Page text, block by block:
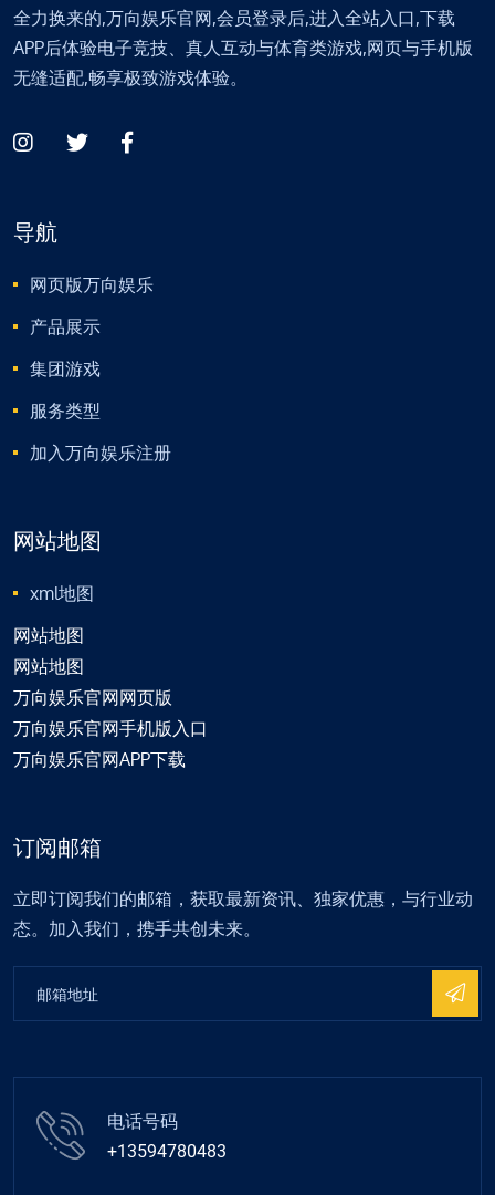
全力换来的,万向娱乐官网,会员登录后,进入全站入口,下载
APP后体验电子竞技、真人互动与体育类游戏,网页与手机版
无缝适配,畅享极致游戏体验。
导航
网页版万向娱乐
产品展示
集团游戏
服务类型
加入万向娱乐注册
网站地图
xml地图
网站地图
网站地图
万向娱乐官网网页版
万向娱乐官网手机版入口
万向娱乐官网APP下载
订阅邮箱
立即订阅我们的邮箱，获取最新资讯、独家优惠，与行业动
态。加入我们，携手共创未来。
电话号码
+13594780483